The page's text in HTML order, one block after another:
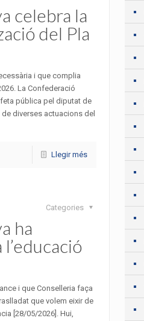
celebra la
del Pla
i que complia
La Confederació
pública pel diputat de
diverses actuacions del
Llegir més
Categories
ha
i que Conselleria faça
que volem eixir de
[28/05/2026]. Hui,